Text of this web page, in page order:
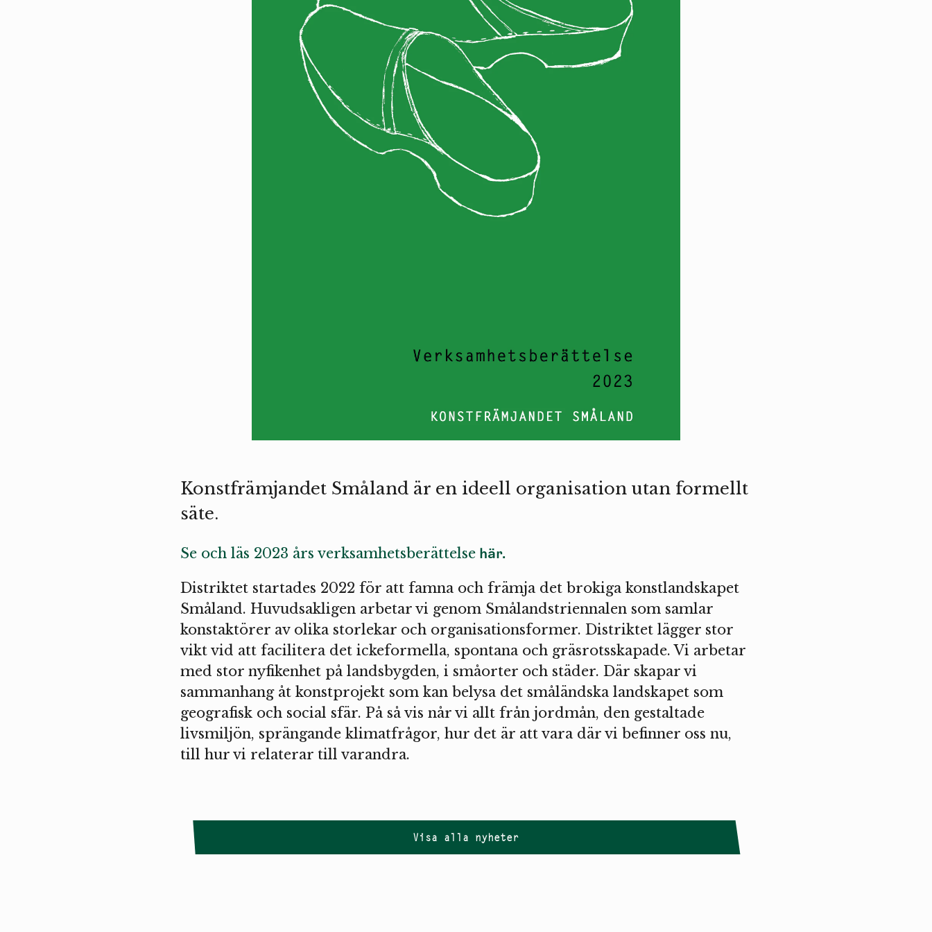
Konstfrämjandet Småland är en ideell organisation utan formellt
säte.
Se och läs 2023 års verksamhetsberättelsehär.
Distriktet startades 2022 för att famna och främja det brokiga konstlandskapet
Småland. Huvudsakligen arbetar vi genom Smålandstriennalen som samlar
konstaktörer av olika storlekar och organisationsformer. Distriktet lägger stor
vikt vid att facilitera det ickeformella, spontana och gräsrotsskapade. Vi arbetar
med stor nyfikenhet på landsbygden, i småorter och städer. Där skapar vi
sammanhang åt konstprojekt som kan belysa det småländska landskapet som
geografisk och social sfär. På så vis når vi allt från jordmån, den gestaltade
livsmiljön, sprängande klimatfrågor, hur det är att vara där vi befinner oss nu,
till hur vi relaterar till varandra.
Visa alla nyheter